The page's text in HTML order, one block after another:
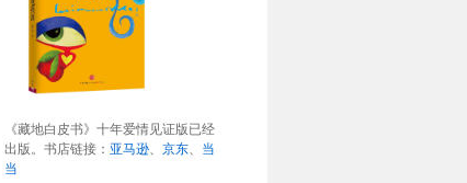
《藏地白皮书》十年爱情见证版已经
出版。书店链接： 亚马逊 京东
当
当